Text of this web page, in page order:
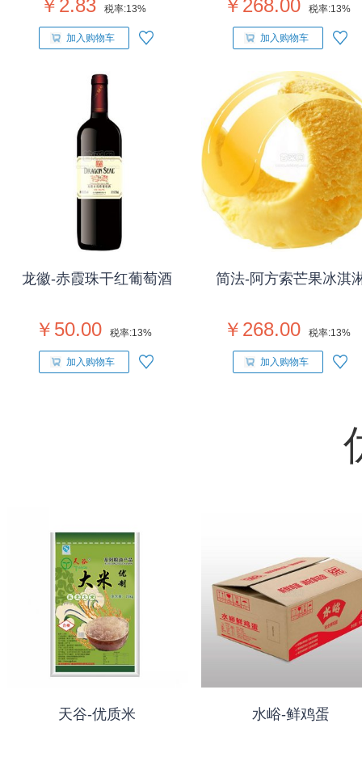
￥2.83 税率:13%
加入购物车
￥268.00 税率:13%
加入购物车
龙徽-赤霞珠干红葡萄酒
￥50.00 税率:13%
加入购物车
简法-阿方索芒果冰淇
￥268.00 税率:13%
加入购物车
天谷-优质米 水峪-鲜鸡蛋